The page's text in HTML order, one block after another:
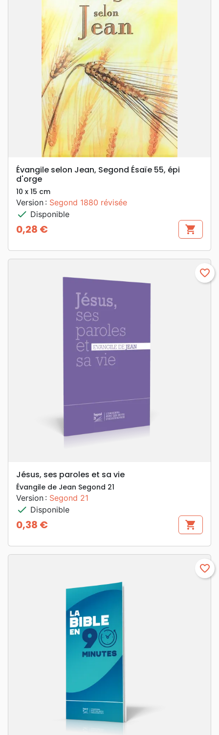
Évangile selon Jean, Segond Ésaïe 55, épi
d'orge
10 x 15 cm
Version : Segond 1880 révisée
check Disponible
Prix
0,28 € shopping_cart
favorite_border
Jésus, ses paroles et sa vie
Évangile de Jean Segond 21
Version : Segond 21
check Disponible
Prix
0,38 € shopping_cart
favorite_border